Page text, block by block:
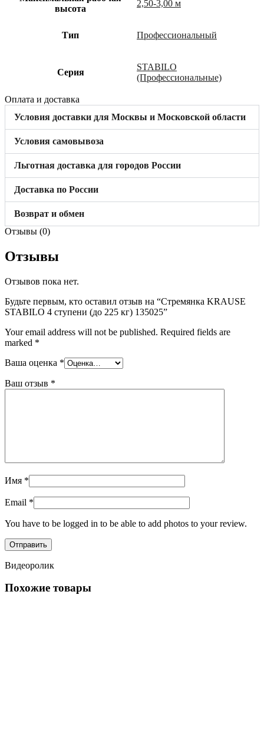
высота
2,50-3,00 м
Тип Профессиональный
Cерия
STABILO
(Профессиональные)
Оплата и доставка
Условия доставки для Москвы и Московской области
Условия самовывоза
Льготная доставка для городов России
Доставка по России
Возврат и обмен
Отзывы (0)
Отзывы
Отзывов пока нет.
Будьте первым, кто оставил отзыв на “Стремянка KRAUSE
STABILO 4 ступени (до 225 кг) 135025”
Your email address will not be published. Required fields are
marked *
Ваша оценка *
Ваш отзыв *
Имя *
Email *
You have to be logged in to be able to add photos to your review.
Видеоролик
Похожие товары